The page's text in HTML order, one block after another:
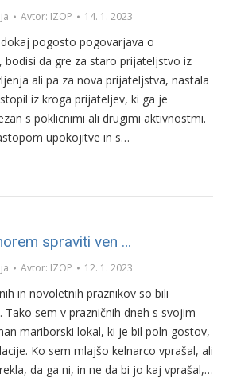
Avtor: IZOP 14. 1. 2023
pogosto pogovarjava o
da gre za staro prijateljstvo iz
ali pa za nova prijateljstva, nastala
iz kroga prijateljev, ki ga je
s poklicnimi ali drugimi aktivnostmi.
upokojitve in s…
spraviti ven …
Avtor: IZOP 12. 1. 2023
in novoletnih praznikov so bili
Tako sem v prazničnih dneh s svojim
mariborski lokal, ki je bil poln gostov,
Ko sem mlajšo kelnarco vprašal, ali
da ga ni, in ne da bi jo kaj vprašal,…